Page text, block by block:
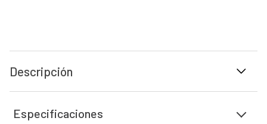
Descripción
Especificaciones